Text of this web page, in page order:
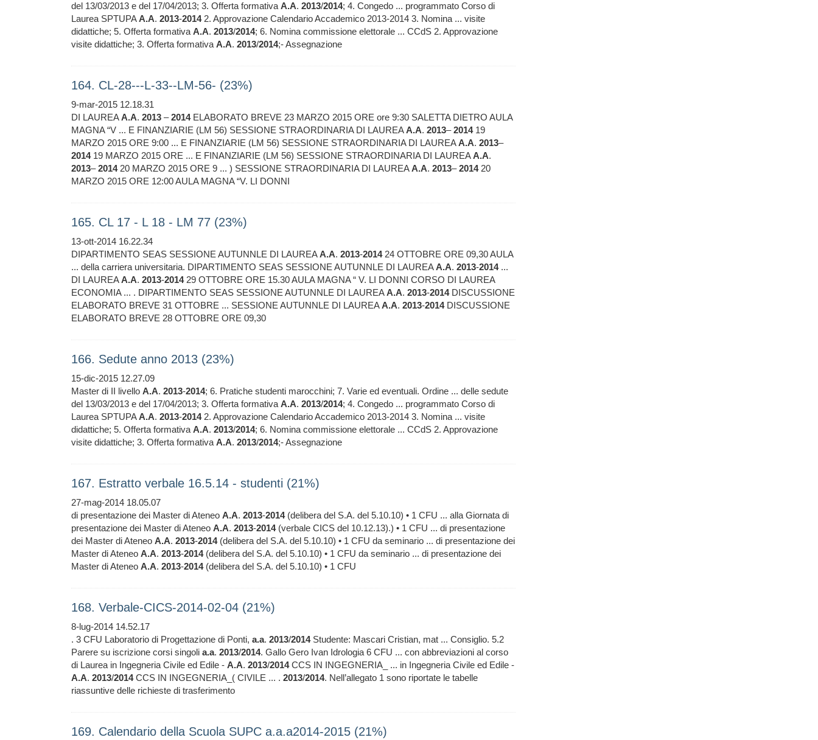
del 13/03/2013 e del 17/04/2013; 3. Offerta formativa A.A. 2013/2014; 4. Congedo ... programmato Corso di
Laurea SPTUPAA.A. 2013-20142. Approvazione Calendario Accademico 2013-2014 3. Nomina ... visite
didattiche; 5. Offerta formativa A.A. 2013/2014; 6. Nomina commissione elettorale ... CCdS 2. Approvazione
visite didattiche; 3. Offerta formativa A.A. 2013/2014;- Assegnazione
164. CL-28---L-33--LM-56- (23%)
9-mar-2015 12.18.31
DI LAUREAA.A. 2013 –2014ELABORATO BREVE 23 MARZO 2015 ORE ore 9:30 SALETTA DIETRO AULA
MAGNA “V ... E FINANZIARIE (LM 56) SESSIONE STRAORDINARIA DI LAUREAA.A. 2013–201419
MARZO 2015 ORE 9:00 ... E FINANZIARIE (LM 56) SESSIONE STRAORDINARIA DI LAUREAA.A. 2013–
201419 MARZO 2015 ORE ... E FINANZIARIE (LM 56) SESSIONE STRAORDINARIA DI LAUREAA.A.
2013–201420 MARZO 2015 ORE 9 ... ) SESSIONE STRAORDINARIA DI LAUREAA.A. 2013–201420
MARZO 2015 ORE 12:00 AULA MAGNA “V. LI DONNI
165. CL 17 - L 18 - LM 77 (23%)
13-ott-2014 16.22.34
DIPARTIMENTO SEAS SESSIONE AUTUNNLE DI LAUREAA.A. 2013-201424 OTTOBRE ORE 09,30 AULA
... della carriera universitaria. DIPARTIMENTO SEAS SESSIONE AUTUNNLE DI LAUREAA.A. 2013-2014...
DI LAUREAA.A. 2013-201429 OTTOBRE ORE 15.30 AULA MAGNA “ V. LI DONNI CORSO DI LAUREA
ECONOMIA ... . DIPARTIMENTO SEAS SESSIONE AUTUNNLE DI LAUREAA.A. 2013-2014DISCUSSIONE
ELABORATO BREVE 31 OTTOBRE ... SESSIONE AUTUNNLE DI LAUREAA.A. 2013-2014DISCUSSIONE
ELABORATO BREVE 28 OTTOBRE ORE 09,30
166. Sedute anno 2013 (23%)
15-dic-2015 12.27.09
Master di II livello A.A. 2013-2014; 6. Pratiche studenti marocchini; 7. Varie ed eventuali. Ordine ... delle sedute
del 13/03/2013 e del 17/04/2013; 3. Offerta formativa A.A. 2013/2014; 4. Congedo ... programmato Corso di
Laurea SPTUPAA.A. 2013-20142. Approvazione Calendario Accademico 2013-2014 3. Nomina ... visite
didattiche; 5. Offerta formativa A.A. 2013/2014; 6. Nomina commissione elettorale ... CCdS 2. Approvazione
visite didattiche; 3. Offerta formativa A.A. 2013/2014;- Assegnazione
167. Estratto verbale 16.5.14 - studenti (21%)
27-mag-2014 18.05.07
di presentazione dei Master di Ateneo A.A. 2013-2014(delibera del S.A. del 5.10.10) • 1 CFU ... alla Giornata di
presentazione dei Master di Ateneo A.A. 2013-2014(verbale CICS del 10.12.13).) • 1 CFU ... di presentazione
dei Master di Ateneo A.A. 2013-2014(delibera del S.A. del 5.10.10) • 1 CFU da seminario ... di presentazione dei
Master di Ateneo A.A. 2013-2014(delibera del S.A. del 5.10.10) • 1 CFU da seminario ... di presentazione dei
Master di Ateneo A.A. 2013-2014(delibera del S.A. del 5.10.10) • 1 CFU
168. Verbale-CICS-2014-02-04 (21%)
8-lug-2014 14.52.17
. 3 CFU Laboratorio di Progettazione di Ponti, a.a. 2013/2014Studente: Mascari Cristian, mat ... Consiglio. 5.2
Parere su iscrizione corsi singoli a.a. 2013/2014. Gallo Gero Ivan Idrologia 6 CFU ... con abbreviazioni al corso
di Laurea in Ingegneria Civile ed Edile - A.A. 2013/2014CCS IN INGEGNERIA_ ... in Ingegneria Civile ed Edile -
A.A. 2013/2014CCS IN INGEGNERIA_( CIVILE ... . 2013/2014. Nell’allegato 1 sono riportate le tabelle
riassuntive delle richieste di trasferimento
169. Calendario della Scuola SUPC a.a.a2014-2015 (21%)